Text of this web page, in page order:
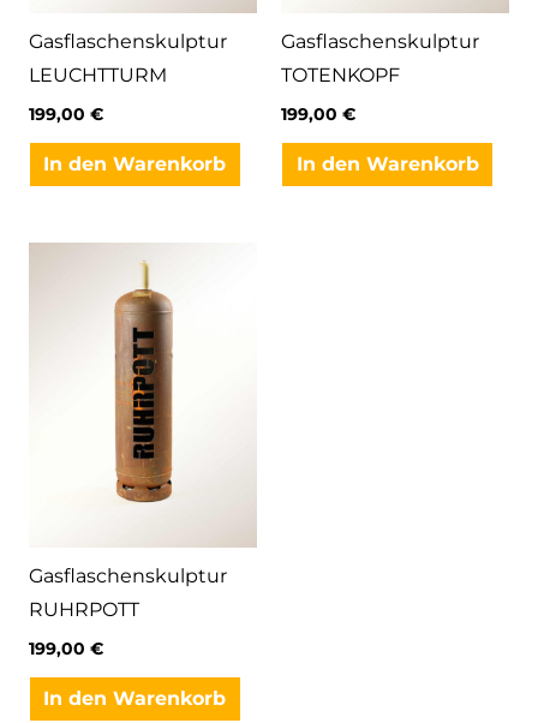
Gasflaschenskulptur
LEUCHTTURM
199,00 €
In den Warenkorb
Gasflaschenskulptur
TOTENKOPF
199,00 €
In den Warenkorb
Gasflaschenskulptur
RUHRPOTT
199,00 €
In den Warenkorb